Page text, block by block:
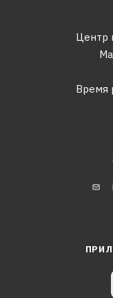
Центр
Время